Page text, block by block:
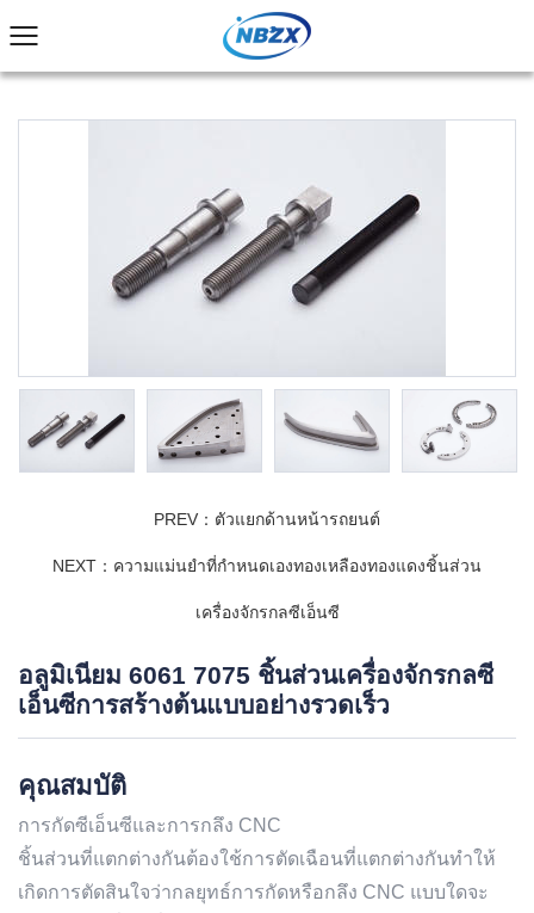
PREV：ตัวแยกด้านหน้ารถยนต์
NEXT：ความแม่นยำที่กำหนดเองทองเหลืองทองแดงชิ้นส่วน
เครื่องจักรกลซีเอ็นซี
อลูมิเนียม 6061 7075 ชิ้นส่วนเครื่องจักรกลซี
เอ็นซีการสร้างต้นแบบอย่างรวดเร็ว
คุณสมบัติ
การกัดซีเอ็นซีและการกลึง CNC
ชิ้นส่วนที่แตกต่างกันต้องใช้การตัดเฉือนที่แตกต่างกันทำให้
เกิดการตัดสินใจว่ากลยุทธ์การกัดหรือกลึง CNC แบบใดจะ